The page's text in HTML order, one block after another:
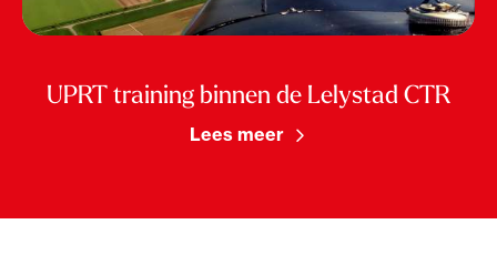
UPRT training binnen de Lelystad CTR
Lees meer